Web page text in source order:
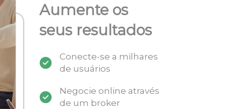
Aumente os
seus resultados
Conecte-se a milhares
de usuários
Negocie online através
de um broker